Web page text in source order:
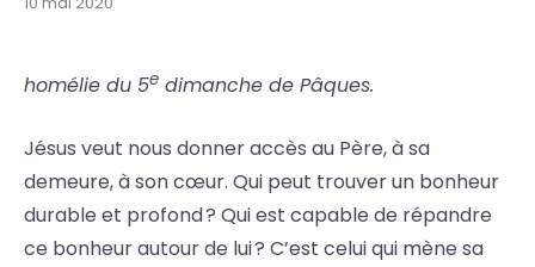
homélie du 5e dimanche de Pâques.
Jésus veut nous donner accès au Père, à sa
demeure, à son cœur. Qui peut trouver un bonheur
durable et profond ? Qui est capable de répandre
ce bonheur autour de lui ? C’est celui qui mène sa